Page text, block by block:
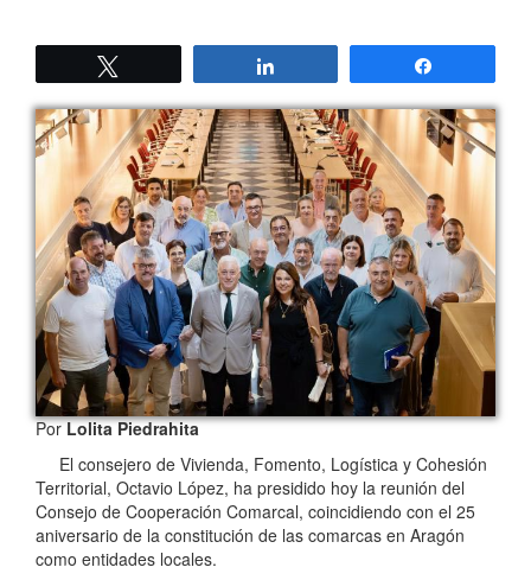
PorLolita Piedrahita
El consejero de Vivienda, Fomento, Logística y Cohesión
Territorial, Octavio López, ha presidido hoy la reunión del
Consejo de Cooperación Comarcal, coincidiendo con el 25
aniversario de la constitución de las comarcas en Aragón
como entidades locales.